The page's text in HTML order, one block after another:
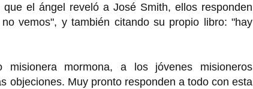
el ángel reveló a José Smith, ellos responden
vemos", y también citando su propio libro: "hay
misionera mormona, a los jóvenes misioneros
objeciones. Muy pronto responden a todo con esta